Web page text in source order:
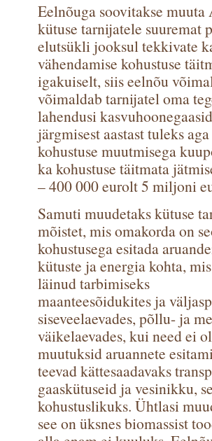
Eelnõuga soovitakse
kütuse tarnijatele suuremat
elutsükli jooksul tekkivate
vähendamise kohustuse
igakuiselt, siis eelnõu
võimaldab tarnijatel oma
lahendusi
järgmisest aastast tuleks
kohustuse muutmisega
ka kohustuse täitmata
– 400 000 eurolt 5 miljoni
Samuti muudetaks kütuse
mõistet, mis omakorda on
kohustusega esitada
kütuste ja energia kohta,
läinud tarbimiseks
maanteesõidukites ja
siseveelaevades, põllu- ja
väikelaevades, kui need ei
muutuksid aruannete
teevad kättesaadavaks
gaaskütuseid ja vesinikku,
kohustuslikuks. Ühtlasi
see on üksnes biomassist